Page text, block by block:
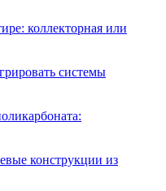
коллекторная или
системы
конструкции из